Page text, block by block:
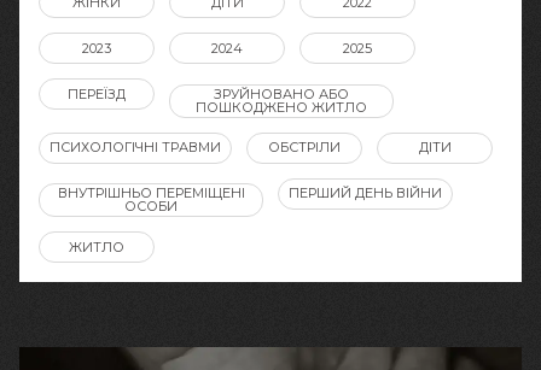
2023 2024 2025
ПЕРЕЇЗД ЗРУЙНОВАНО АБО
ПОШКОДЖЕНО ЖИТЛО
ПСИХОЛОГІЧНІ ТРАВМИ ОБСТРІЛИ ДІТИ
ВНУТРІШНЬО ПЕРЕМІЩЕНІ
ОСОБИ
ПЕРШИЙ ДЕНЬ ВІЙНИ
ЖИТЛО